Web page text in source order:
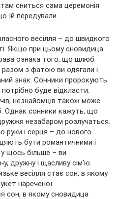
сниться сама церемонія
їй передували.
весілля – до швидкого
Якщо при цьому сновидица
ознака того, що шлюб
з фатою ви одягали і
знак. Сонники пророкують
буде відкласти.
незнайомців також може
Однак сонники кажуть, що
незабаром розлучаться.
руки і серця – до нового
бути романтичними і
щось більше – ви
дружну і щасливу сім’ю.
весілля стає сон, в якому
нареченої.
сон, в якому сновидица